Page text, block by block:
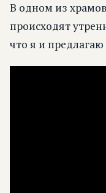
В одном из
происходят
что я и